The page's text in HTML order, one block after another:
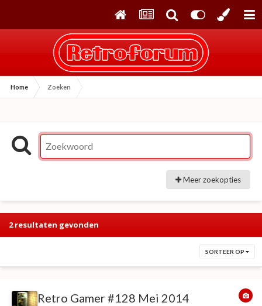
Home Zoeken
Meer zoekopties
2 resultaten gevonden
SORTEER OP
Retro Gamer #128 Mei 2014